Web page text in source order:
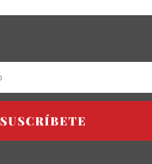
SUSCRÍBETE